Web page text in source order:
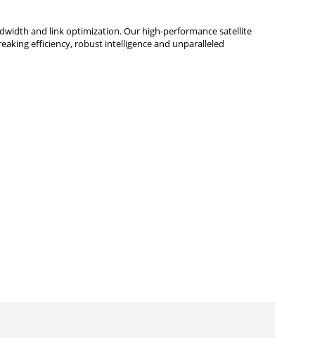
and link optimization. Our high-performance satellite
efficiency, robust intelligence and unparalleled